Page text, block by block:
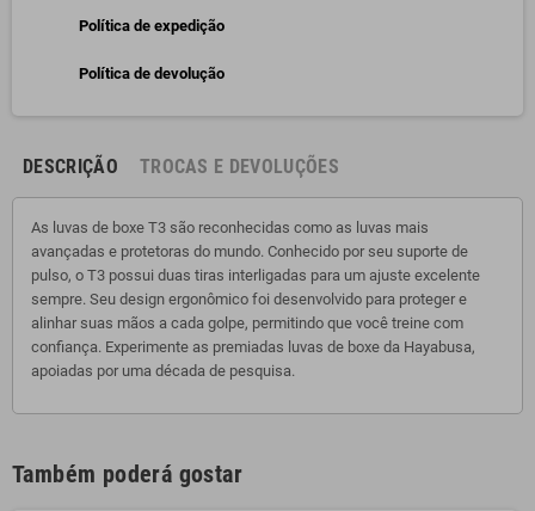
Política de expedição
Política de devolução
DESCRIÇÃO TROCAS E DEVOLUÇÕES
As luvas de boxe T3 são reconhecidas como as luvas mais
avançadas e protetoras do mundo. Conhecido por seu suporte de
pulso, o T3 possui duas tiras interligadas para um ajuste excelente
sempre. Seu design ergonômico foi desenvolvido para proteger e
alinhar suas mãos a cada golpe, permitindo que você treine com
confiança. Experimente as premiadas luvas de boxe da Hayabusa,
apoiadas por uma década de pesquisa.
Também poderá gostar